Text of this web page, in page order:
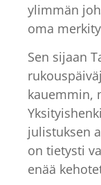
ylimmän
oma
Sen sijaan
kauemmin,
julistuksen
on tietysti
enää